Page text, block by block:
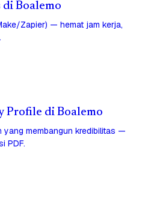
di Boalemo
Zapier) — hemat jam kerja,
Profile di Boalemo
yang membangun kredibilitas —
PDF.